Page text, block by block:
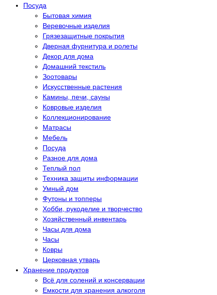
Посуда
Бытовая химия
Веревочные изделия
Грязезащитные покрытия
Дверная фурнитура и ролеты
Декор для дома
Домашний текстиль
Зоотовары
Искусственные растения
Камины, печи, сауны
Ковровые изделия
Коллекционирование
Матрасы
Мебель
Посуда
Разное для дома
Теплый пол
Техника защиты информации
Умный дом
Футоны и топперы
Хобби, рукоделие и творчество
Хозяйственный инвентарь
Часы для дома
Часы
Ковры
Церковная утварь
Хранение продуктов
Всё для солений и консервации
Емкости для хранения алкоголя